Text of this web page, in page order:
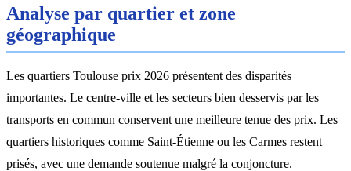
Analyse par quartier et zone
géographique
Les quartiers Toulouse prix 2026 présentent des disparités
importantes. Le centre-ville et les secteurs bien desservis par les
transports en commun conservent une meilleure tenue des prix. Les
quartiers historiques comme Saint-Étienne ou les Carmes restent
prisés, avec une demande soutenue malgré la conjoncture.